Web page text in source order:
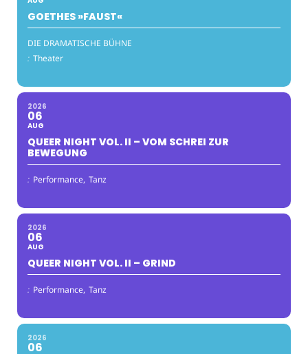
GOETHES »FAUST«
DIE DRAMATISCHE BÜHNE
: Theater
2026
06
AUG
QUEER NIGHT VOL. II – VOM SCHREI ZUR
BEWEGUNG
: Performance, Tanz
2026
06
AUG
QUEER NIGHT VOL. II – GRIND
: Performance, Tanz
2026
06